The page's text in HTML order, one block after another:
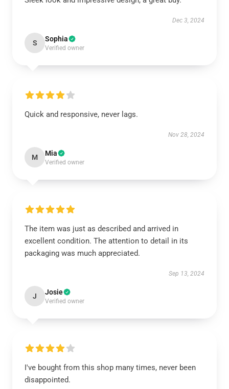
Dec 3, 2024
S Sophia
Verified owner
Quick and responsive, never lags.
Nov 28, 2024
M Mia
Verified owner
The item was just as described and arrived in
excellent condition. The attention to detail in its
packaging was much appreciated.
Sep 13, 2024
J Josie
Verified owner
I've bought from this shop many times, never been
disappointed.